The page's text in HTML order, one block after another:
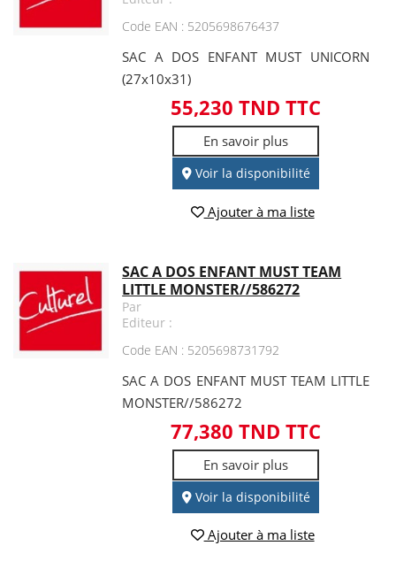
Code EAN : 5205698676437
SAC A DOS ENFANT MUST UNICORN
(27x10x31)
55,230 TND TTC
En savoir plus
Voir la disponibilité
Ajouter à ma liste
SAC A DOS ENFANT MUST TEAM
LITTLE MONSTER//586272
Par
Editeur :
Code EAN : 5205698731792
SAC A DOS ENFANT MUST TEAM LITTLE
MONSTER//586272
77,380 TND TTC
En savoir plus
Voir la disponibilité
Ajouter à ma liste